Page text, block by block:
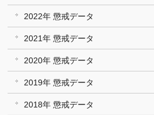
2022年 懲戒データ
2021年 懲戒データ
2020年 懲戒データ
2019年 懲戒データ
2018年 懲戒データ